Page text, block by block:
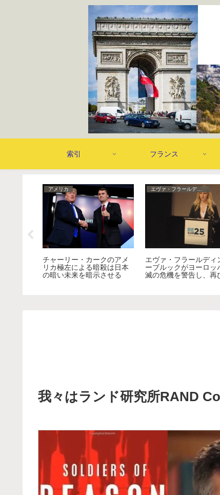
索引 フランス
アメリカ
チャーリー・カークのアメ
リカ極左による暗殺は日本
の暗い未来を暗示させる
エヴァ・フラールディ
ーブルックがヨーロッ
滅の危機を警告し、再
我々はランド研究所RAND